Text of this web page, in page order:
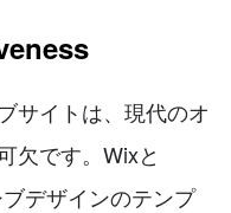
サイトは、現代のオ
欠です。Wixと
デザインのテンプ